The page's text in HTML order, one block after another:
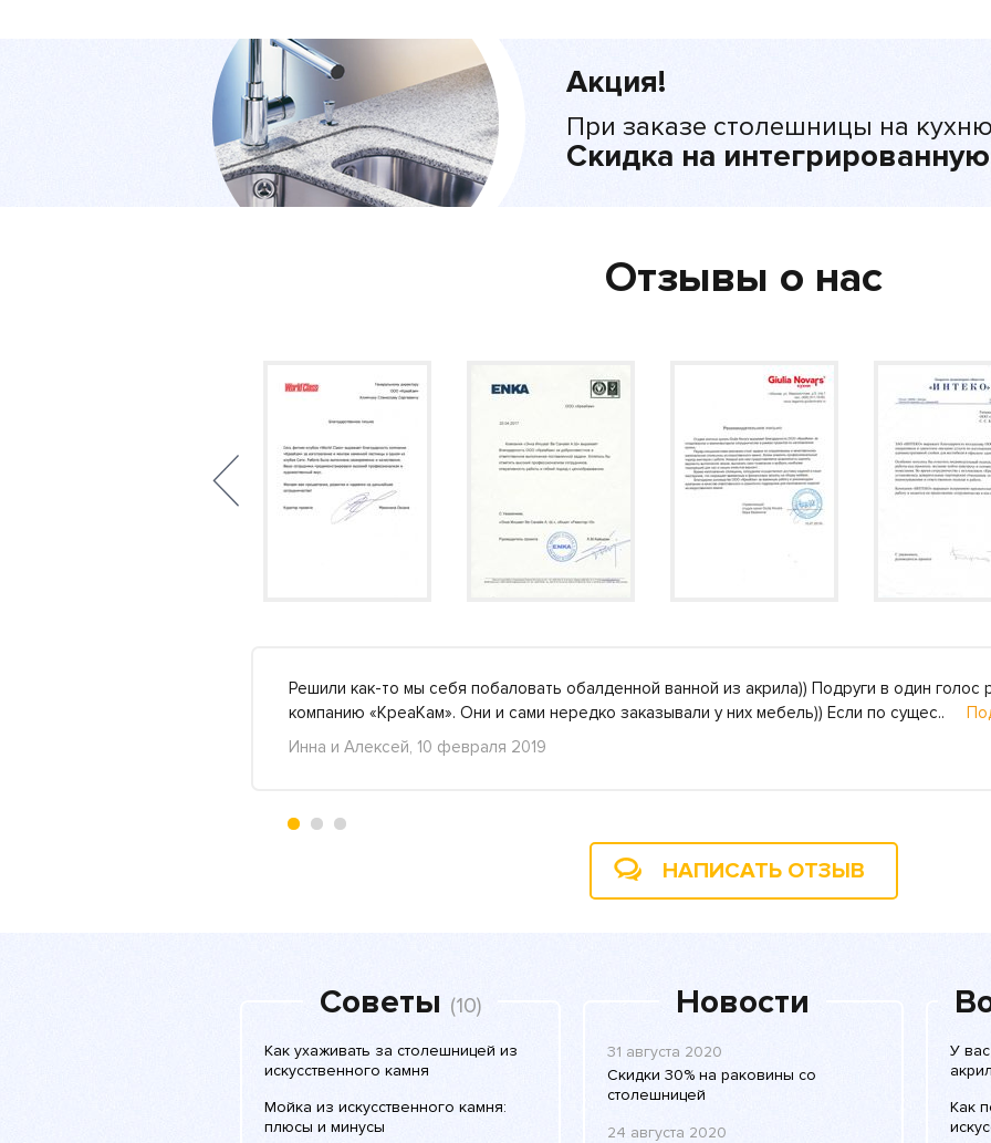
Акция!
При заказе столешницы на
Скидка на
Отзывы о нас
Решили как-то мы себя побаловать обалденной ванной из акрила)) Подруги в один голос
компанию «КреаКам». Они и сами нередко заказывали у них мебель)) Если по сущес..
Инна и Алексей, 10 февраля 2019
НАПИСАТЬ ОТЗЫВ
Советы (10)
Как ухаживать за столешницей из
искусственного камня
Мойка из искусственного камня:
плюсы и минусы
Новости
31 августа 2020
Скидки 30% на раковины со
столешницей
24 августа 2020
У
Как